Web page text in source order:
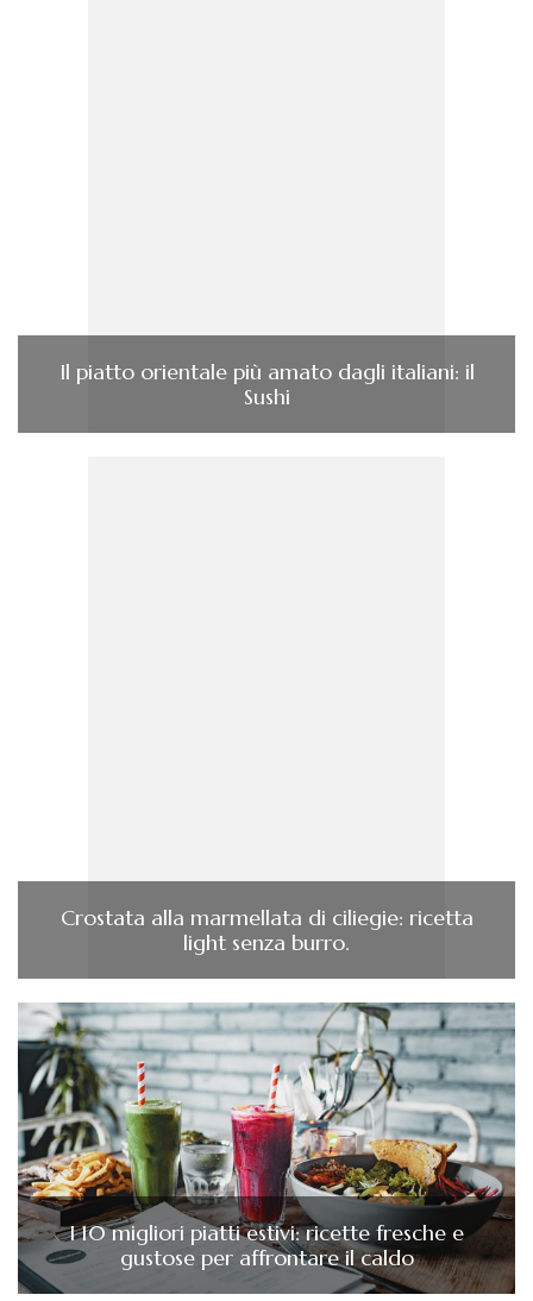
Il piatto orientale più amato dagli italiani: il
Sushi
Crostata alla marmellata di ciliegie: ricetta
light senza burro.
I 10 migliori piatti estivi: ricette fresche e
gustose per affrontare il caldo